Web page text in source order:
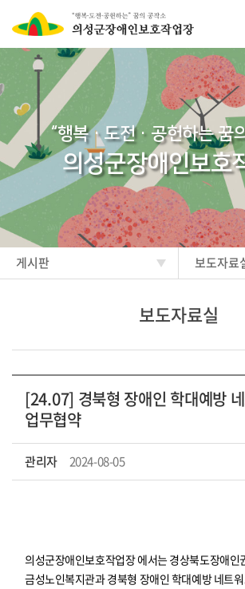
“행복·도전·공헌하는 꿈
의성군장애인보호
게시판 보도자료
보도자료실
[24.07] 경북형 장애인 학대예방
업무협약
관리자 2024-08-05
의성군장애인보호작업장 에서는 경상북도장애인
금성노인복지관과 경북형 장애인 학대예방 네트